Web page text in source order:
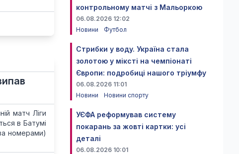
матч Ліги
в Батумі
номерами)
контрольному матчі з Мальоркою
06.08.2026 12:02
Новини
Футбол
Стрибки у воду. Україна стала
золотою у міксті на чемпіонаті
Європи: подробиці нашого тріумфу
06.08.2026 11:01
Новини
Новини спорту
УЄФА реформував систему
покарань за жовті картки: усі
деталі
06.08.2026 10:01